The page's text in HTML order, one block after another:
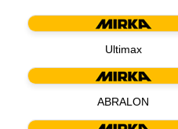
Ultimax
ABRALON